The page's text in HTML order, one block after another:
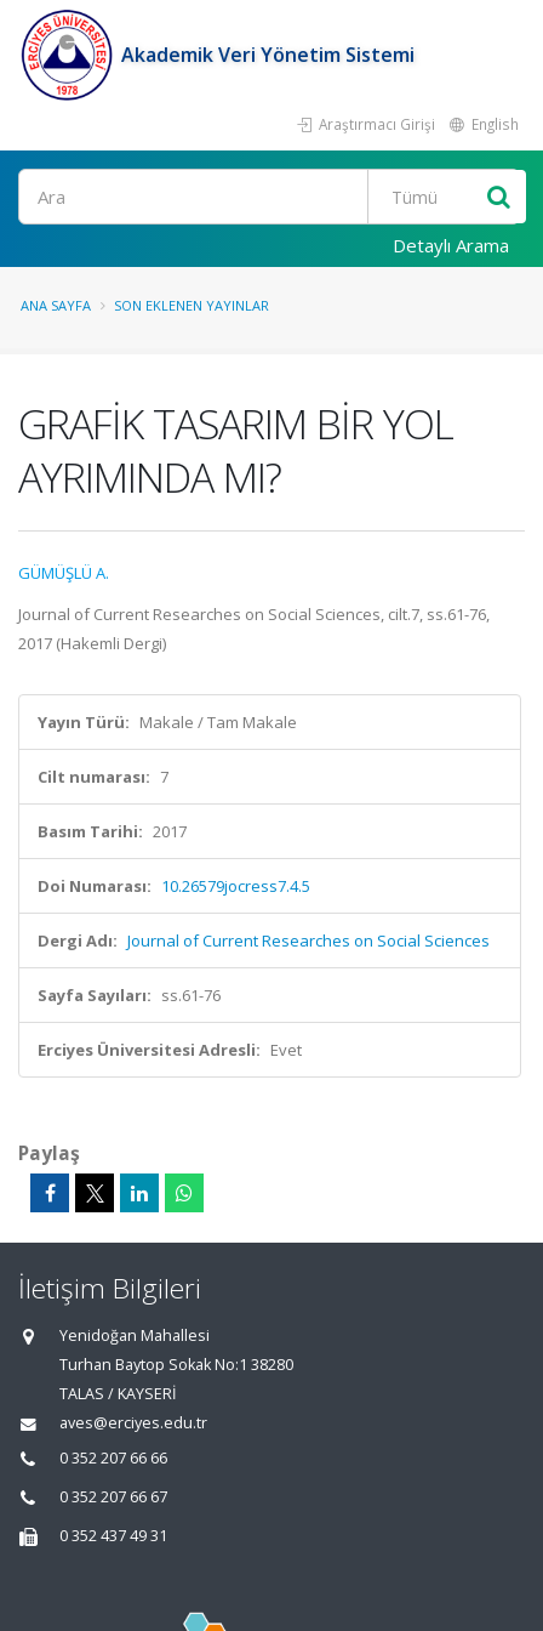
Akademik Veri Yönetim Sistemi
Araştırmacı Girişi English
Ara
Detaylı Arama
ANA SAYFA SON EKLENEN YAYINLAR
GRAFİK TASARIM BİR YOL
AYRIMINDA MI?
GÜMÜŞLÜ A.
Journal of Current Researches on Social Sciences, cilt.7, ss.61-76,
2017 (Hakemli Dergi)
Yayın Türü: Makale / Tam Makale
Cilt numarası: 7
Basım Tarihi: 2017
Doi Numarası: 10.26579jocress7.4.5
Dergi Adı: Journal of Current Researches on Social Sciences
Sayfa Sayıları: ss.61-76
Erciyes Üniversitesi Adresli: Evet
Paylaş
İletişim Bilgileri
Yenidoğan Mahallesi
Turhan Baytop Sokak No:1 38280
TALAS / KAYSERİ
aves@erciyes.edu.tr
0 352 207 66 66
0 352 207 66 67
0 352 437 49 31